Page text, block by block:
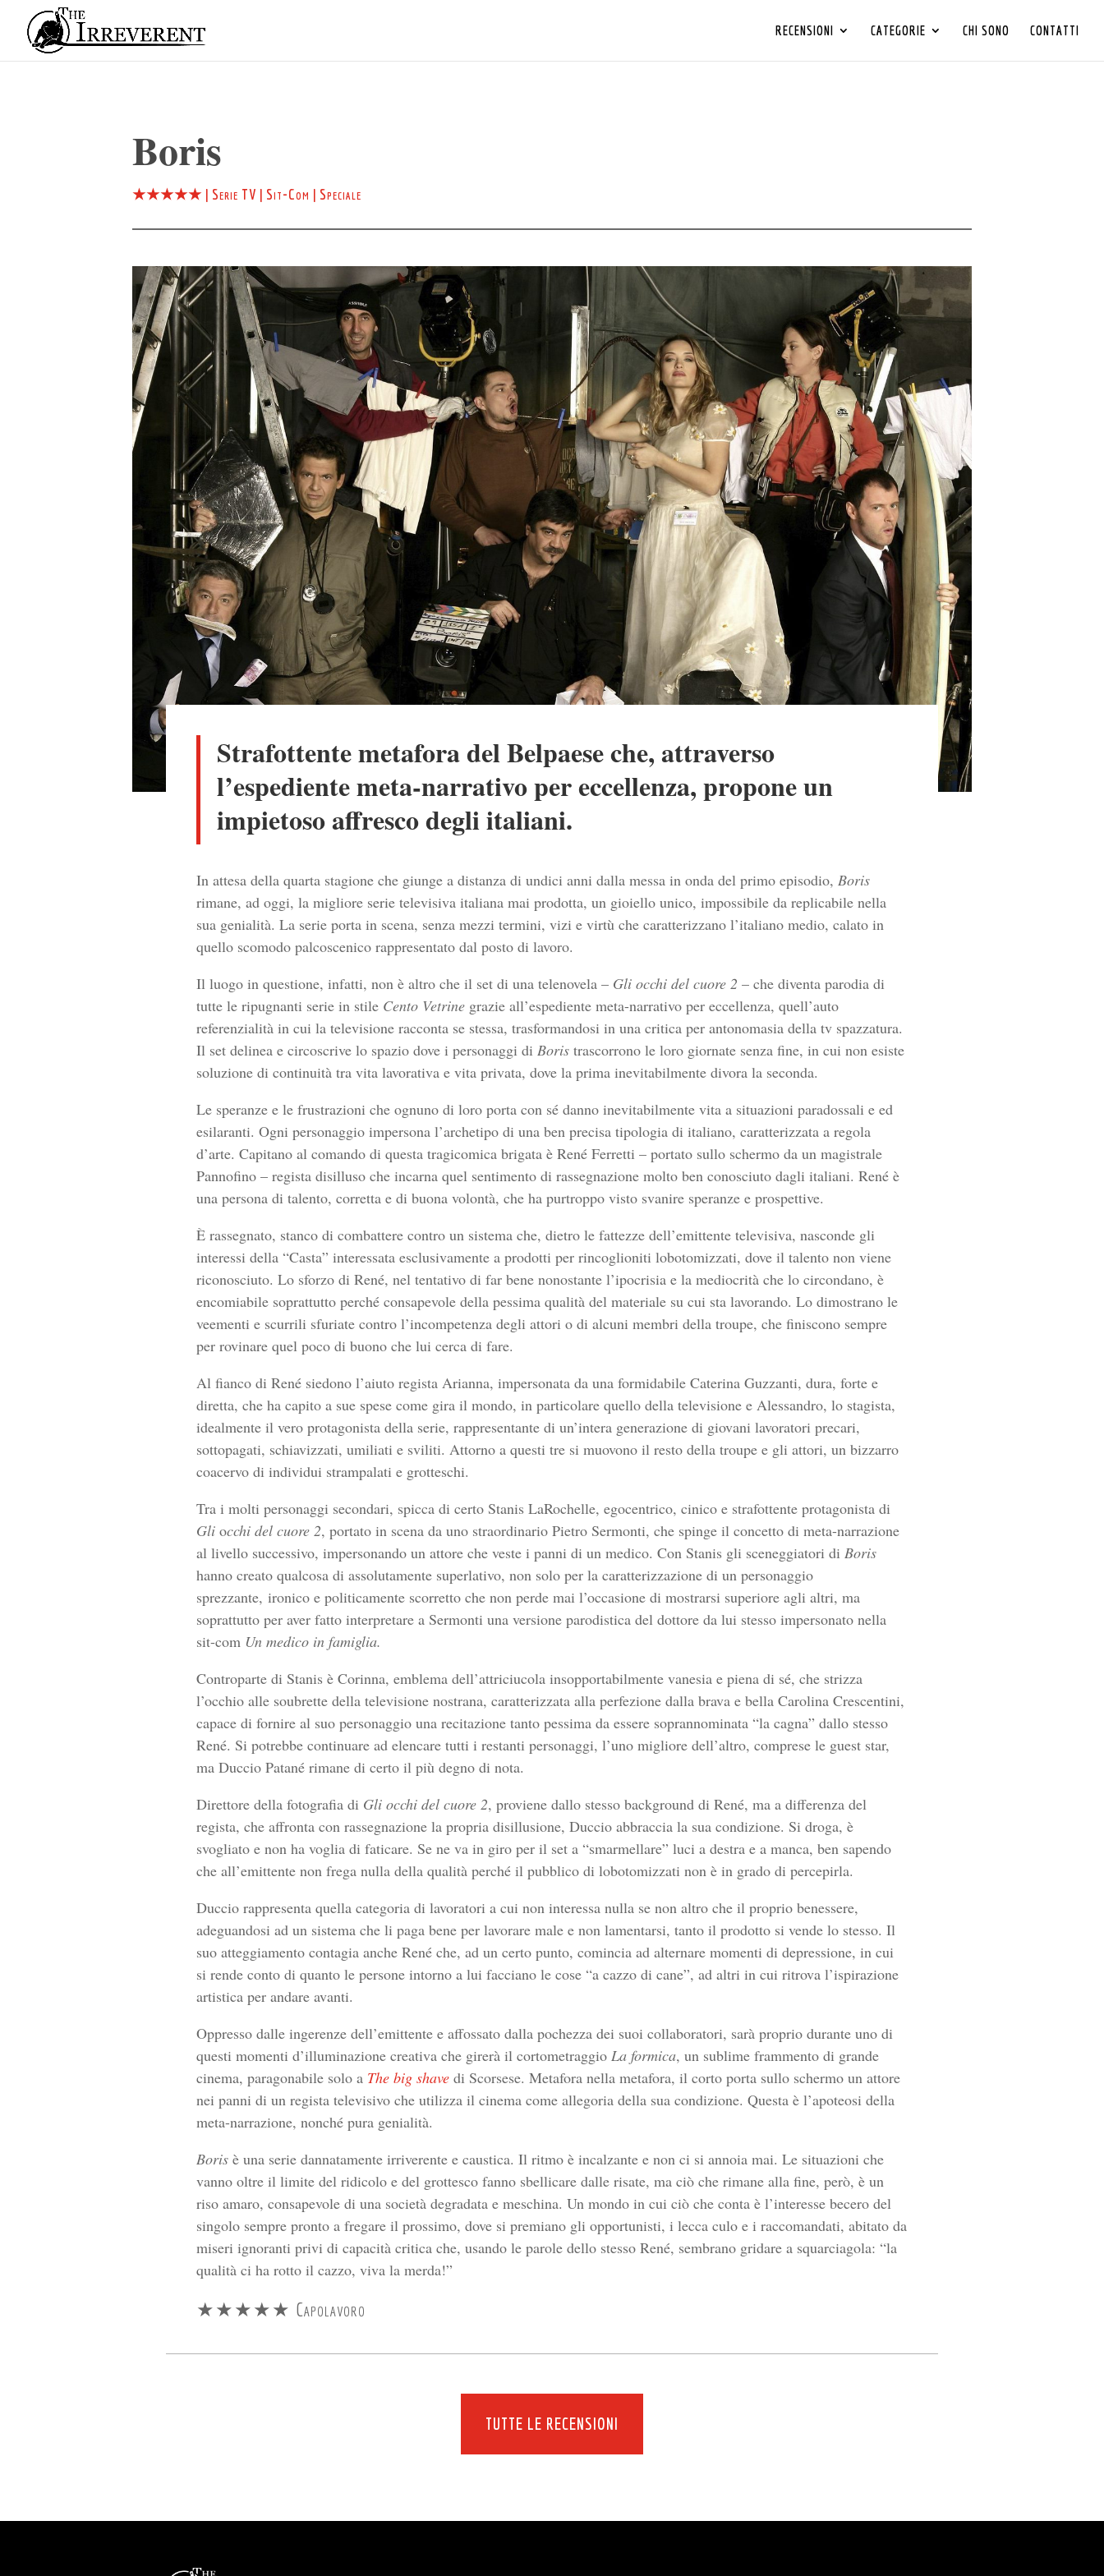
RECENSIONI CATEGORIE CHI SONO CONTATTI
Boris
★★★★★ | Serie TV | Sit-Com | Speciale
Strafottente metafora del Belpaese che, attraverso
l’espediente meta-narrativo per eccellenza, propone un
impietoso affresco degli italiani.
In attesa della quarta stagione che giunge a distanza di undici anni dalla messa in onda del primo episodio, Boris
rimane, ad oggi, la migliore serie televisiva italiana mai prodotta, un gioiello unico, impossibile da replicabile nella
sua genialità. La serie porta in scena, senza mezzi termini, vizi e virtù che caratterizzano l’italiano medio, calato in
quello scomodo palcoscenico rappresentato dal posto di lavoro.
Il luogo in questione, infatti, non è altro che il set di una telenovela – Gli occhi del cuore 2 – che diventa parodia di
tutte le ripugnanti serie in stile Cento Vetrine grazie all’espediente meta-narrativo per eccellenza, quell’auto
referenzialità in cui la televisione racconta se stessa, trasformandosi in una critica per antonomasia della tv spazzatura.
Il set delinea e circoscrive lo spazio dove i personaggi di Boris trascorrono le loro giornate senza fine, in cui non esiste
soluzione di continuità tra vita lavorativa e vita privata, dove la prima inevitabilmente divora la seconda.
Le speranze e le frustrazioni che ognuno di loro porta con sé danno inevitabilmente vita a situazioni paradossali e ed
esilaranti. Ogni personaggio impersona l’archetipo di una ben precisa tipologia di italiano, caratterizzata a regola
d’arte. Capitano al comando di questa tragicomica brigata è René Ferretti – portato sullo schermo da un magistrale
Pannofino – regista disilluso che incarna quel sentimento di rassegnazione molto ben conosciuto dagli italiani. René è
una persona di talento, corretta e di buona volontà, che ha purtroppo visto svanire speranze e prospettive.
È rassegnato, stanco di combattere contro un sistema che, dietro le fattezze dell’emittente televisiva, nasconde gli
interessi della “Casta” interessata esclusivamente a prodotti per rincoglioniti lobotomizzati, dove il talento non viene
riconosciuto. Lo sforzo di René, nel tentativo di far bene nonostante l’ipocrisia e la mediocrità che lo circondano, è
encomiabile soprattutto perché consapevole della pessima qualità del materiale su cui sta lavorando. Lo dimostrano le
veementi e scurrili sfuriate contro l’incompetenza degli attori o di alcuni membri della troupe, che finiscono sempre
per rovinare quel poco di buono che lui cerca di fare.
Al fianco di René siedono l’aiuto regista Arianna, impersonata da una formidabile Caterina Guzzanti, dura, forte e
diretta, che ha capito a sue spese come gira il mondo, in particolare quello della televisione e Alessandro, lo stagista,
idealmente il vero protagonista della serie, rappresentante di un’intera generazione di giovani lavoratori precari,
sottopagati, schiavizzati, umiliati e sviliti. Attorno a questi tre si muovono il resto della troupe e gli attori, un bizzarro
coacervo di individui strampalati e grotteschi.
Tra i molti personaggi secondari, spicca di certo Stanis LaRochelle, egocentrico, cinico e strafottente protagonista di
Gli occhi del cuore 2, portato in scena da uno straordinario Pietro Sermonti, che spinge il concetto di meta-narrazione
al livello successivo, impersonando un attore che veste i panni di un medico. Con Stanis gli sceneggiatori di Boris
hanno creato qualcosa di assolutamente superlativo, non solo per la caratterizzazione di un personaggio
sprezzante, ironico e politicamente scorretto che non perde mai l’occasione di mostrarsi superiore agli altri, ma
soprattutto per aver fatto interpretare a Sermonti una versione parodistica del dottore da lui stesso impersonato nella
sit-com Un medico in famiglia.
Controparte di Stanis è Corinna, emblema dell’attriciucola insopportabilmente vanesia e piena di sé, che strizza
l’occhio alle soubrette della televisione nostrana, caratterizzata alla perfezione dalla brava e bella Carolina Crescentini,
capace di fornire al suo personaggio una recitazione tanto pessima da essere soprannominata “la cagna” dallo stesso
René. Si potrebbe continuare ad elencare tutti i restanti personaggi, l’uno migliore dell’altro, comprese le guest star,
ma Duccio Patané rimane di certo il più degno di nota.
Direttore della fotografia di Gli occhi del cuore 2, proviene dallo stesso background di René, ma a differenza del
regista, che affronta con rassegnazione la propria disillusione, Duccio abbraccia la sua condizione. Si droga, è
svogliato e non ha voglia di faticare. Se ne va in giro per il set a “smarmellare” luci a destra e a manca, ben sapendo
che all’emittente non frega nulla della qualità perché il pubblico di lobotomizzati non è in grado di percepirla.
Duccio rappresenta quella categoria di lavoratori a cui non interessa nulla se non altro che il proprio benessere,
adeguandosi ad un sistema che li paga bene per lavorare male e non lamentarsi, tanto il prodotto si vende lo stesso. Il
suo atteggiamento contagia anche René che, ad un certo punto, comincia ad alternare momenti di depressione, in cui
si rende conto di quanto le persone intorno a lui facciano le cose “a cazzo di cane”, ad altri in cui ritrova l’ispirazione
artistica per andare avanti.
Oppresso dalle ingerenze dell’emittente e affossato dalla pochezza dei suoi collaboratori, sarà proprio durante uno di
questi momenti d’illuminazione creativa che girerà il cortometraggio La formica, un sublime frammento di grande
cinema, paragonabile solo a The big shave di Scorsese. Metafora nella metafora, il corto porta sullo schermo un attore
nei panni di un regista televisivo che utilizza il cinema come allegoria della sua condizione. Questa è l’apoteosi della
meta-narrazione, nonché pura genialità.
Boris è una serie dannatamente irriverente e caustica. Il ritmo è incalzante e non ci si annoia mai. Le situazioni che
vanno oltre il limite del ridicolo e del grottesco fanno sbellicare dalle risate, ma ciò che rimane alla fine, però, è un
riso amaro, consapevole di una società degradata e meschina. Un mondo in cui ciò che conta è l’interesse becero del
singolo sempre pronto a fregare il prossimo, dove si premiano gli opportunisti, i lecca culo e i raccomandati, abitato da
miseri ignoranti privi di capacità critica che, usando le parole dello stesso René, sembrano gridare a squarciagola: “la
qualità ci ha rotto il cazzo, viva la merda!”
★★★★★ Capolavoro
TUTTE LE RECENSIONI